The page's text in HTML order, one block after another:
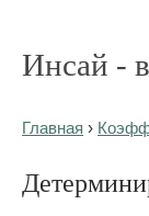
Инсай -
Главная ›